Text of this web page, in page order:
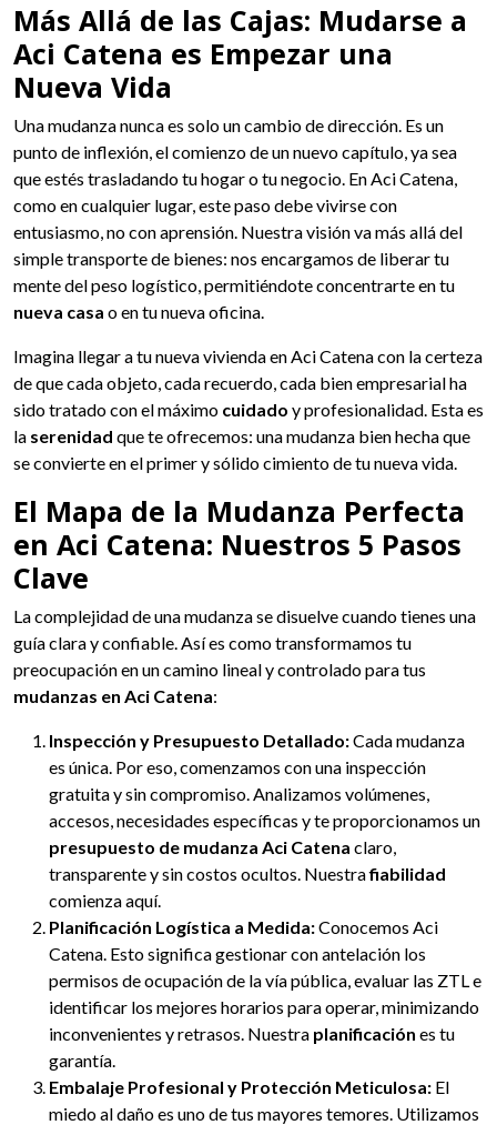
Más Allá de las Cajas: Mudarse a
Aci Catena es Empezar una
Nueva Vida
Una mudanza nunca es solo un cambio de dirección. Es un
punto de inflexión, el comienzo de un nuevo capítulo, ya sea
que estés trasladando tu hogar o tu negocio. En Aci Catena,
como en cualquier lugar, este paso debe vivirse con
entusiasmo, no con aprensión. Nuestra visión va más allá del
simple transporte de bienes: nos encargamos de liberar tu
mente del peso logístico, permitiéndote concentrarte en tu
nueva casa o en tu nueva oficina.
Imagina llegar a tu nueva vivienda en Aci Catena con la certeza
de que cada objeto, cada recuerdo, cada bien empresarial ha
sido tratado con el máximo cuidado y profesionalidad. Esta es
la serenidad que te ofrecemos: una mudanza bien hecha que
se convierte en el primer y sólido cimiento de tu nueva vida.
El Mapa de la Mudanza Perfecta
en Aci Catena: Nuestros 5 Pasos
Clave
La complejidad de una mudanza se disuelve cuando tienes una
guía clara y confiable. Así es como transformamos tu
preocupación en un camino lineal y controlado para tus
mudanzas en Aci Catena:
Inspección y Presupuesto Detallado:Cada mudanza
es única. Por eso, comenzamos con una inspección
gratuita y sin compromiso. Analizamos volúmenes,
accesos, necesidades específicas y te proporcionamos un
presupuesto de mudanza Aci Catena claro,
transparente y sin costos ocultos. Nuestrafiabilidad
comienza aquí.
Planificación Logística a Medida:Conocemos Aci
Catena. Esto significa gestionar con antelación los
permisos de ocupación de la vía pública, evaluar las ZTL e
identificar los mejores horarios para operar, minimizando
inconvenientes y retrasos. Nuestra planificación es tu
garantía.
Embalaje Profesional y Protección Meticulosa: El
miedo al daño es uno de tus mayores temores. Utilizamos